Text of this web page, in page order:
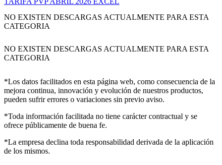
NO EXISTEN DESCARGAS ACTUALMENTE PARA ESTA
CATEGORIA
NO EXISTEN DESCARGAS ACTUALMENTE PARA ESTA
CATEGORIA
*Los datos facilitados en esta página web, como consecuencia de la
mejora continua, innovación y evolución de nuestros productos,
pueden sufrir errores o variaciones sin previo aviso.
*Toda información facilitada no tiene carácter contractual y se
ofrece públicamente de buena fe.
*La empresa declina toda responsabilidad derivada de la aplicación
de los mismos.